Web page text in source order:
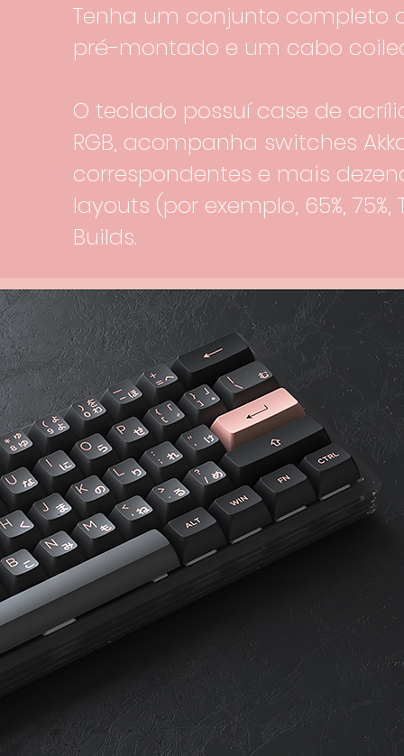
Tenha um conjunto completo
pré-montado e um cabo
O teclado possuí case de
RGB, acompanha switches
correspondentes e mais
layouts (por exemplo, 65%, 75%,
Builds.